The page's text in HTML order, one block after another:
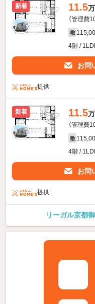
新着 11.5
（管理費
敷
4階 /
お問
提供
新着 11.5
（管理費
敷
4階 /
お問
提供
リーガル京都